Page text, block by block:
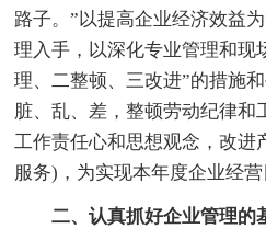
路子。”以提高企业经济效益
理入手，以深化专业管理和现
理、二整顿、三改进”的措施
脏、乱、差，整顿劳动纪律和
工作责任心和思想观念，改进
服务)，为实现本年度企业经营
二、认真抓好企业管理的